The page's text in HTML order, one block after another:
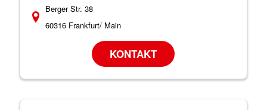
Berger Str. 38
60316 Frankfurt/ Main
KONTAKT